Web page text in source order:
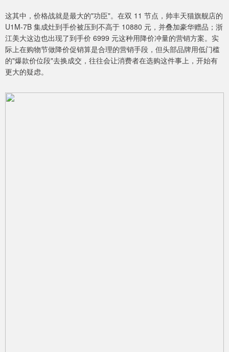
这其中，价格战就是最大的"功臣"。在双 11 节点，帅丰天猫旗舰店的
U1M-7B 集成灶到手价被压到不高于 10880 元，并叠加豪华赠品；浙
江美大这边也出现了到手价 6999 元这种用降价冲量的营销方案。实
际上在购物节做降价促销算是合理的营销手段，但头部品牌用低门槛
的"爆款价位段"去换成交，往往会让消费者在选购这件事上，开始有
更大的疑虑。